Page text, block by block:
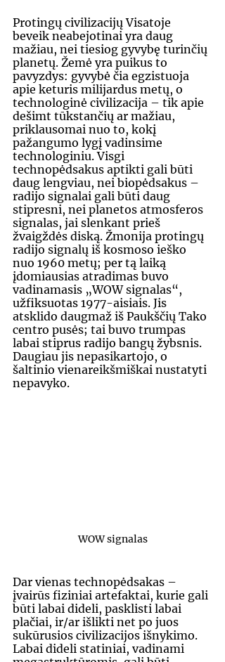
Protingų civilizacijų Visatoje
beveik neabejotinai yra daug
mažiau, nei tiesiog gyvybę turinčių
planetų. Žemė yra puikus to
pavyzdys: gyvybė čia egzistuoja
apie keturis milijardus metų, o
technologinė civilizacija – tik apie
dešimt tūkstančių ar mažiau,
priklausomai nuo to, kokį
pažangumo lygį vadinsime
technologiniu. Visgi
technopėdsakus aptikti gali būti
daug lengviau, nei biopėdsakus –
radijo signalai gali būti daug
stipresni, nei planetos atmosferos
signalas, jai slenkant prieš
žvaigždės diską. Žmonija protingų
radijo signalų iš kosmoso ieško
nuo 1960 metų; per tą laiką
įdomiausias atradimas buvo
vadinamasis „WOW signalas“,
užfiksuotas 1977-aisiais. Jis
atsklido daugmaž iš Paukščių Tako
centro pusės; tai buvo trumpas
labai stiprus radijo bangų žybsnis.
Daugiau jis nepasikartojo, o
šaltinio vienareikšmiškai nustatyti
nepavyko.
WOW signalas
Dar vienas technopėdsakas –
įvairūs fiziniai artefaktai, kurie gali
būti labai dideli, pasklisti labai
plačiai, ir/ar išlikti net po juos
sukūrusios civilizacijos išnykimo.
Labai dideli statiniai, vadinami